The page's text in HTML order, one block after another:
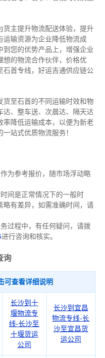
货主提升物流配送体验，提升
运输资源为企业降低物流成
您的优势产品上，增强企业
想的物流合作伙伴，价格优
石首专线，好运吉通供应链公
货至石首的不同运输时效和物
达、整车送、次晨达、隔天达
率降低运输成本，以便为新老
站式优质物流服务！
为参考报价，随市场浮动略
间是正常情况下的一般时
略有差异，如需准确时间，请
过程中，有任何疑问，请拨
进行咨询和核实。
询
可查看详细说明
长沙到十
堰物流专
线-长沙至
十堰货运
公司
长沙到宜昌
物流专线-长
沙至宜昌货
运公司